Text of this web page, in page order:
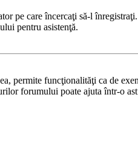
pe care încercaţi să-l
pentru asistenţă.
permite funcţionalităţi ca de
forumului poate ajuta într-o